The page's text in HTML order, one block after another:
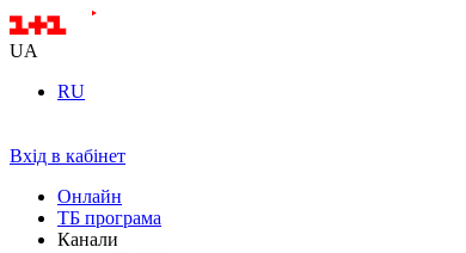
UA
RU
Вхід в кабінет
Онлайн
ТБ програма
Канали